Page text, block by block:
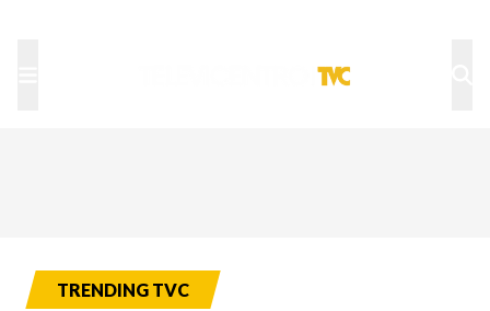
TRENDING TVC